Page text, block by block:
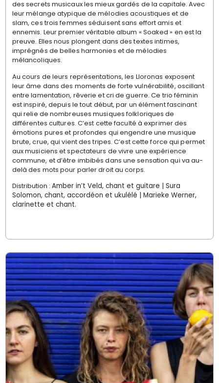
des secrets musicaux les mieux gardés de la capitale. Avec
leur mélange atypique de mélodies acoustiques et de
slam, ces trois femmes séduisent sans effort amis et
ennemis. Leur premier véritable album « Soaked » en est la
preuve. Elles nous plongent dans des textes intimes,
imprégnés de belles harmonies et de mélodies
mélancoliques.
Au cours de leurs représentations, les Lloronas exposent
leur âme dans des moments de forte vulnérabilité, oscillant
entre lamentation, rêverie et cri de guerre. Ce trio féminin
est inspiré, depuis le tout début, par un élément fascinant
qui relie de nombreuses musiques folkloriques de
différentes cultures. C’est cette faculté à exprimer des
émotions pures et profondes qui engendre une musique
brute, crue, qui vient des tripes. C’est cette force qui permet
aux musiciens et spectateurs de vivre une expérience
commune, et d’être imbibés dans une sensation qui va au-
delà des mots pour parler droit au corps.
Distribution : Amber in’t Veld, chant et guitare | Sura
Solomon, chant, accordéon et ukulélé | Marieke Werner,
clarinette et chant.